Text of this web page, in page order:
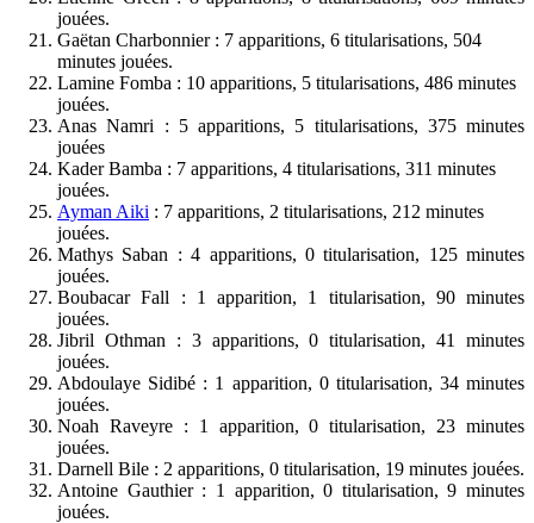
jouées.
Gaëtan Charbonnier : 7 apparitions, 6 titularisations, 504
minutes jouées.
Lamine Fomba : 10 apparitions, 5 titularisations, 486 minutes
jouées.
Anas Namri : 5 apparitions, 5 titularisations, 375 minutes
jouées
Kader Bamba : 7 apparitions, 4 titularisations, 311 minutes
jouées.
Ayman Aiki : 7 apparitions, 2 titularisations, 212 minutes
jouées.
Mathys Saban : 4 apparitions, 0 titularisation, 125 minutes
jouées.
Boubacar Fall : 1 apparition, 1 titularisation, 90 minutes
jouées.
Jibril Othman : 3 apparitions, 0 titularisation, 41 minutes
jouées.
Abdoulaye Sidibé : 1 apparition, 0 titularisation, 34 minutes
jouées.
Noah Raveyre : 1 apparition, 0 titularisation, 23 minutes
jouées.
Darnell Bile : 2 apparitions, 0 titularisation, 19 minutes jouées.
Antoine Gauthier : 1 apparition, 0 titularisation, 9 minutes
jouées.